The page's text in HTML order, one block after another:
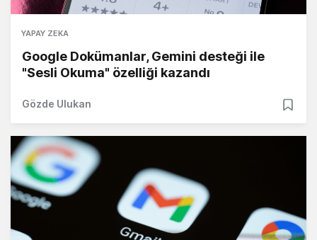
YAPAY ZEKA
Google Dokümanlar, Gemini desteği ile
"Sesli Okuma" özelliği kazandı
Gözde Ulukan